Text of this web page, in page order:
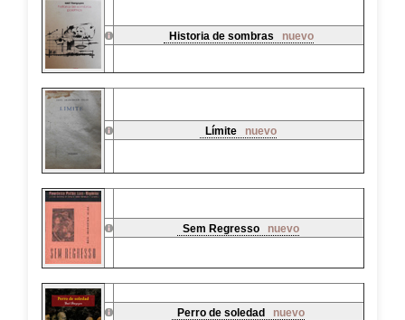
Historia de sombras nuevo
Límite nuevo
Sem Regresso nuevo
Perro de soledad nuevo